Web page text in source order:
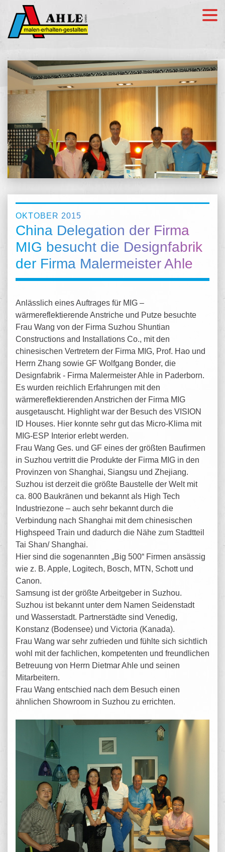
OKTOBER 2015
China Delegation der Firma
MIG besucht die Designfabrik
der Firma Malermeister Ahle
Anlässlich eines Auftrages für MIG –
wärmereflektierende Anstriche und Putze besuchte
Frau Wang von der Firma Suzhou Shuntian
Constructions and Installations Co., mit den
chinesischen Vertretern der Firma MIG, Prof. Hao und
Herrn Zhang sowie GF Wolfgang Bonder, die
Designfabrik - Firma Malermeister Ahle in Paderborn.
Es wurden reichlich Erfahrungen mit den
wärmereflektierenden Anstrichen der Firma MIG
ausgetauscht. Highlight war der Besuch des VISION
ID Houses. Hier konnte sehr gut das Micro-Klima mit
MIG-ESP Interior erlebt werden.
Frau Wang Ges. und GF eines der größten Baufirmen
in Suzhou vertritt die Produkte der Firma MIG in den
Provinzen von Shanghai, Siangsu und Zhejiang.
Suzhou ist derzeit die größte Baustelle der Welt mit
ca. 800 Baukränen und bekannt als High Tech
Industriezone – auch sehr bekannt durch die
Verbindung nach Shanghai mit dem chinesischen
Highspeed Train und dadurch die Nähe zum Stadtteil
Tai Shan/ Shanghai.
Hier sind die sogenannten „Big 500“ Firmen ansässig
wie z. B. Apple, Logitech, Bosch, MTN, Schott und
Canon.
Samsung ist der größte Arbeitgeber in Suzhou.
Suzhou ist bekannt unter dem Namen Seidenstadt
und Wasserstadt. Partnerstädte sind Venedig,
Konstanz (Bodensee) und Victoria (Kanada).
Frau Wang war sehr zufrieden und fühlte sich sichtlich
wohl mit der fachlichen, kompetenten und freundlichen
Betreuung von Herrn Dietmar Ahle und seinen
Mitarbeitern.
Frau Wang entschied nach dem Besuch einen
ähnlichen Showroom in Suzhou zu errichten.